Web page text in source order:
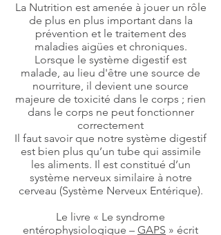
La Nutrition est amenée à jouer un rôle
de plus en plus important dans la
prévention et le traitement des
maladies aigües et chroniques.
Lorsque le système digestif est
malade, au lieu d'être une source de
nourriture, il devient une source
majeure de toxicité dans le corps ; rien
dans le corps ne peut fonctionner
correctement
Il faut savoir que notre système digestif
est bien plus qu’un tube qui assimile
les aliments. Il est constitué d’un
système nerveux similaire à notre
cerveau (Système Nerveux Entérique).
Le livre « Le syndrome
entérophysiologique – GAPS » écrit